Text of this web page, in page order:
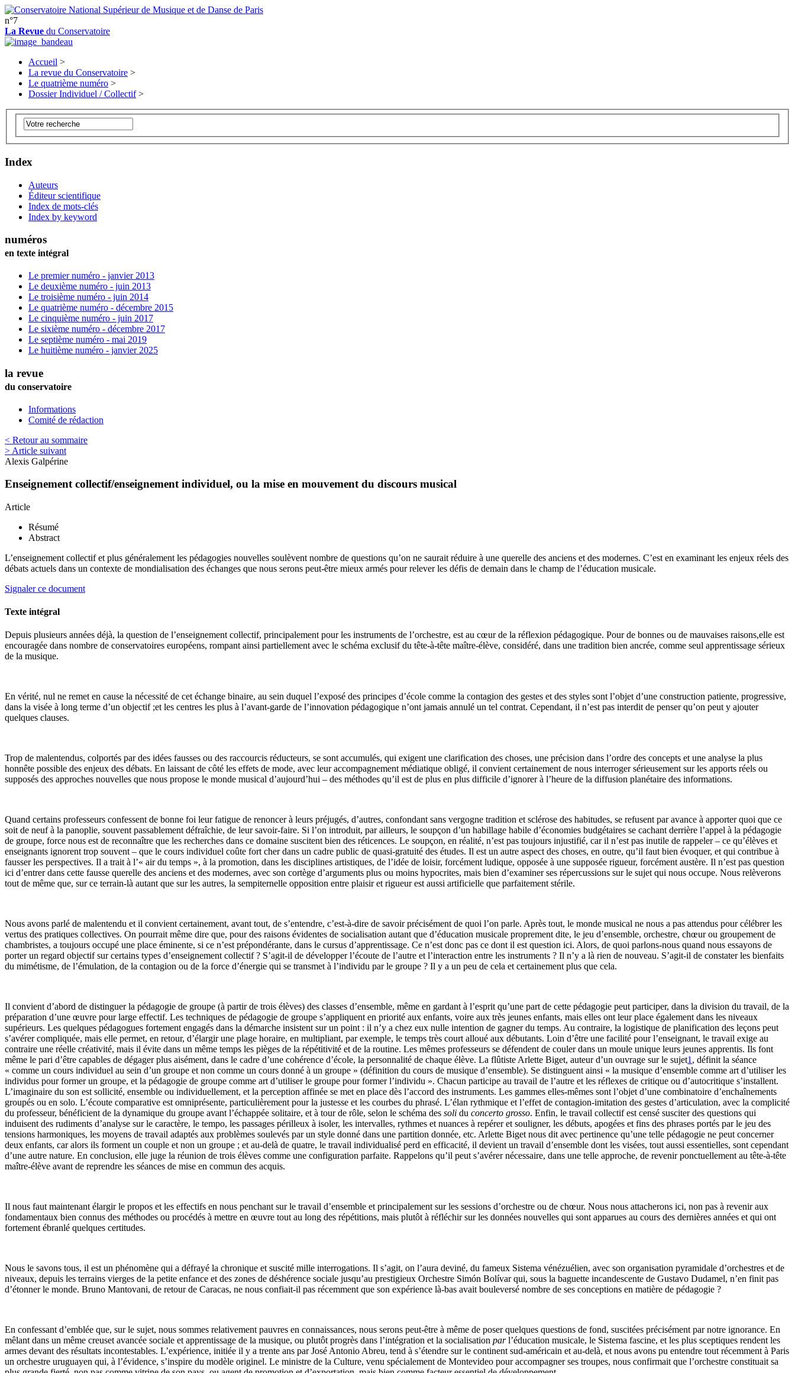
n°7
La Revue du Conservatoire
Accueil >
La revue du Conservatoire >
Le quatrième numéro >
Dossier Individuel / Collectif>
Index
Auteurs
Éditeur scientifique
Index de mots-clés
Index by keyword
numéros
en texte intégral
Le premier numéro - janvier 2013
Le deuxième numéro - juin 2013
Le troisième numéro - juin 2014
Le quatrième numéro - décembre 2015
Le cinquième numéro - juin 2017
Le sixième numéro - décembre 2017
Le septième numéro - mai 2019
Le huitième numéro - janvier 2025
la revue
du conservatoire
Informations
Comité de rédaction
< Retour au sommaire
> Article suivant
Alexis Galpérine
Enseignement collectif/enseignement individuel, ou la mise en mouvement du discours musical
Article
Résumé
Abstract
L’enseignement collectif et plus généralement les pédagogies nouvelles soulèvent nombre de questions qu’on ne saurait réduire à une querelle des anciens et des modernes. C’est en examinant les enjeux réels des
débats actuels dans un contexte de mondialisation des échanges que nous serons peut-être mieux armés pour relever les défis de demain dans le champ de l’éducation musicale.
Signaler ce document
Texte intégral
Depuis plusieurs années déjà, la question de l’enseignement collectif, principalement pour les instruments de l’orchestre, est au cœur de la réflexion pédagogique. Pour de bonnes ou de mauvaises raisons,elle est
encouragée dans nombre de conservatoires européens, rompant ainsi partiellement avec le schéma exclusif du tête-à-tête maître-élève, considéré, dans une tradition bien ancrée, comme seul apprentissage sérieux
de la musique.
En vérité, nul ne remet en cause la nécessité de cet échange binaire, au sein duquel l’exposé des principes d’école comme la contagion des gestes et des styles sont l’objet d’une construction patiente, progressive,
dans la visée à long terme d’un objectif ;et les centres les plus à l’avant-garde de l’innovation pédagogique n’ont jamais annulé un tel contrat. Cependant, il n’est pas interdit de penser qu’on peut y ajouter
quelques clauses.
Trop de malentendus, colportés par des idées fausses ou des raccourcis réducteurs, se sont accumulés, qui exigent une clarification des choses, une précision dans l’ordre des concepts et une analyse la plus
honnête possible des enjeux des débats. En laissant de côté les effets de mode, avec leur accompagnement médiatique obligé, il convient certainement de nous interroger sérieusement sur les apports réels ou
supposés des approches nouvelles que nous propose le monde musical d’aujourd’hui – des méthodes qu’il est de plus en plus difficile d’ignorer à l’heure de la diffusion planétaire des informations.
Quand certains professeurs confessent de bonne foi leur fatigue de renoncer à leurs préjugés, d’autres, confondant sans vergogne tradition et sclérose des habitudes, se refusent par avance à apporter quoi que ce
soit de neuf à la panoplie, souvent passablement défraîchie, de leur savoir-faire. Si l’on introduit, par ailleurs, le soupçon d’un habillage habile d’économies budgétaires se cachant derrière l’appel à la pédagogie
de groupe, force nous est de reconnaître que les recherches dans ce domaine suscitent bien des réticences. Le soupçon, en réalité, n’est pas toujours injustifié, car il n’est pas inutile de rappeler – ce qu’élèves et
enseignants ignorent trop souvent – que le cours individuel coûte fort cher dans un cadre public de quasi-gratuité des études. Il est un autre aspect des choses, en outre, qu’il faut bien évoquer, et qui contribue à
fausser les perspectives. Il a trait à l’« air du temps », à la promotion, dans les disciplines artistiques, de l’idée de loisir, forcément ludique, opposée à une supposée rigueur, forcément austère. Il n’est pas question
ici d’entrer dans cette fausse querelle des anciens et des modernes, avec son cortège d’arguments plus ou moins hypocrites, mais bien d’examiner ses répercussions sur le sujet qui nous occupe. Nous relèverons
tout de même que, sur ce terrain-là autant que sur les autres, la sempiternelle opposition entre plaisir et rigueur est aussi artificielle que parfaitement stérile.
Nous avons parlé de malentendu et il convient certainement, avant tout, de s’entendre, c’est-à-dire de savoir précisément de quoi l’on parle. Après tout, le monde musical ne nous a pas attendus pour célébrer les
vertus des pratiques collectives. On pourrait même dire que, pour des raisons évidentes de socialisation autant que d’éducation musicale proprement dite, le jeu d’ensemble, orchestre, chœur ou groupement de
chambristes, a toujours occupé une place éminente, si ce n’est prépondérante, dans le cursus d’apprentissage. Ce n’est donc pas ce dont il est question ici. Alors, de quoi parlons-nous quand nous essayons de
porter un regard objectif sur certains types d’enseignement collectif ? S’agit-il de développer l’écoute de l’autre et l’interaction entre les instruments ? Il n’y a là rien de nouveau. S’agit-il de constater les bienfaits
du mimétisme, de l’émulation, de la contagion ou de la force d’énergie qui se transmet à l’individu par le groupe ? Il y a un peu de cela et certainement plus que cela.
Il convient d’abord de distinguer la pédagogie de groupe (à partir de trois élèves) des classes d’ensemble, même en gardant à l’esprit qu’une part de cette pédagogie peut participer, dans la division du travail, de la
préparation d’une œuvre pour large effectif. Les techniques de pédagogie de groupe s’appliquent en priorité aux enfants, voire aux très jeunes enfants, mais elles ont leur place également dans les niveaux
supérieurs. Les quelques pédagogues fortement engagés dans la démarche insistent sur un point : il n’y a chez eux nulle intention de gagner du temps. Au contraire, la logistique de planification des leçons peut
s’avérer compliquée, mais elle permet, en retour, d’élargir une plage horaire, en multipliant, par exemple, le temps très court alloué aux débutants. Loin d’être une facilité pour l’enseignant, le travail exige au
contraire une réelle créativité, mais il évite dans un même temps les pièges de la répétitivité et de la routine. Les mêmes professeurs se défendent de couler dans un moule unique leurs jeunes apprentis. Ils font
même le pari d’être capables de dégager plus aisément, dans le cadre d’une cohérence d’école, la personnalité de chaque élève. La flûtiste Arlette Biget, auteur d’un ouvrage sur le sujet1, définit la séance
« comme un cours individuel au sein d’un groupe et non comme un cours donné à un groupe » (définition du cours de musique d’ensemble). Se distinguent ainsi « la musique d’ensemble comme art d’utiliser les
individus pour former un groupe, et la pédagogie de groupe comme art d’utiliser le groupe pour former l’individu ». Chacun participe au travail de l’autre et les réflexes de critique ou d’autocritique s’installent.
L’imaginaire du son est sollicité, ensemble ou individuellement, et la perception affinée se met en place dès l’accord des instruments. Les gammes elles-mêmes sont l’objet d’une combinatoire d’enchaînements
groupés ou en solo. L’écoute comparative est omniprésente, particulièrement pour la justesse et les courbes du phrasé. L’élan rythmique et l’effet de contagion-imitation des gestes d’articulation, avec la complicité
du professeur, bénéficient de la dynamique du groupe avant l’échappée solitaire, et à tour de rôle, selon le schéma des soli du concerto grosso. Enfin, le travail collectif est censé susciter des questions qui
induisent des rudiments d’analyse sur le caractère, le tempo, les passages périlleux à isoler, les intervalles, rythmes et nuances à repérer et souligner, les débuts, apogées et fins des phrases portés par le jeu des
tensions harmoniques, les moyens de travail adaptés aux problèmes soulevés par un style donné dans une partition donnée, etc. Arlette Biget nous dit avec pertinence qu’une telle pédagogie ne peut concerner
deux enfants, car alors ils forment un couple et non un groupe ; et au-delà de quatre, le travail individualisé perd en efficacité, il devient un travail d’ensemble dont les visées, tout aussi essentielles, sont cependant
d’une autre nature. En conclusion, elle juge la réunion de trois élèves comme une configuration parfaite. Rappelons qu’il peut s’avérer nécessaire, dans une telle approche, de revenir ponctuellement au tête-à-tête
maître-élève avant de reprendre les séances de mise en commun des acquis.
Il nous faut maintenant élargir le propos et les effectifs en nous penchant sur le travail d’ensemble et principalement sur les sessions d’orchestre ou de chœur. Nous nous attacherons ici, non pas à revenir aux
fondamentaux bien connus des méthodes ou procédés à mettre en œuvre tout au long des répétitions, mais plutôt à réfléchir sur les données nouvelles qui sont apparues au cours des dernières années et qui ont
fortement ébranlé quelques certitudes.
Nous le savons tous, il est un phénomène qui a défrayé la chronique et suscité mille interrogations. Il s’agit, on l’aura deviné, du fameux Sistema vénézuélien, avec son organisation pyramidale d’orchestres et de
niveaux, depuis les terrains vierges de la petite enfance et des zones de déshérence sociale jusqu’au prestigieux Orchestre Simón Bolívar qui, sous la baguette incandescente de Gustavo Dudamel, n’en finit pas
d’étonner le monde. Bruno Mantovani, de retour de Caracas, ne nous confiait-il pas récemment que son expérience là-bas avait bouleversé nombre de ses conceptions en matière de pédagogie ?
En confessant d’emblée que, sur le sujet, nous sommes relativement pauvres en connaissances, nous serons peut-être à même de poser quelques questions de fond, suscitées précisément par notre ignorance. En
mêlant dans un même creuset avancée sociale et apprentissage de la musique, ou plutôt progrès dans l’intégration et la socialisation parl’éducation musicale, le Sistema fascine, et les plus sceptiques rendent les
armes devant des résultats incontestables. L’expérience, initiée il y a trente ans par José Antonio Abreu, tend à s’étendre sur le continent sud-américain et au-delà, et nous avons pu entendre tout récemment à Paris
un orchestre uruguayen qui, à l’évidence, s’inspire du modèle originel. Le ministre de la Culture, venu spécialement de Montevideo pour accompagner ses troupes, nous confirmait que l’orchestre constituait sa